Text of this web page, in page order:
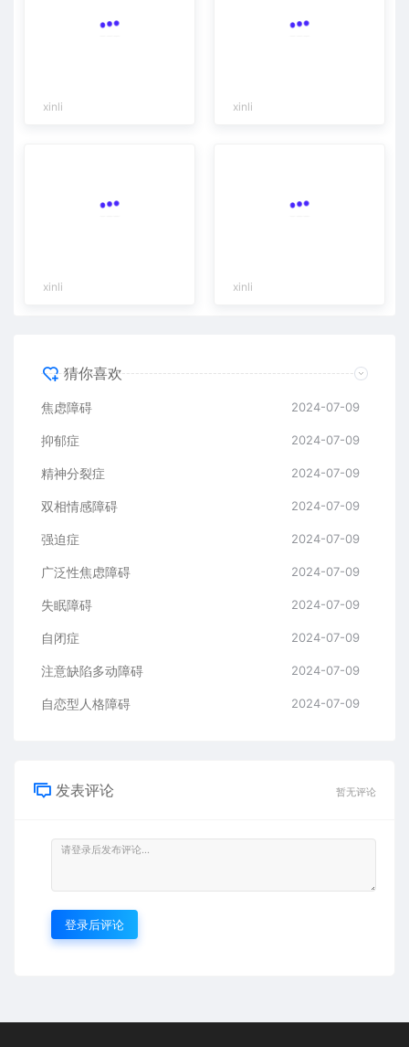
xinli xinli
xinli xinli
猜你喜欢
焦虑障碍 2024-07-09
抑郁症 2024-07-09
精神分裂症 2024-07-09
双相情感障碍 2024-07-09
强迫症 2024-07-09
广泛性焦虑障碍 2024-07-09
失眠障碍 2024-07-09
自闭症 2024-07-09
注意缺陷多动障碍 2024-07-09
自恋型人格障碍 2024-07-09
发表评论 暂无评论
登录后评论